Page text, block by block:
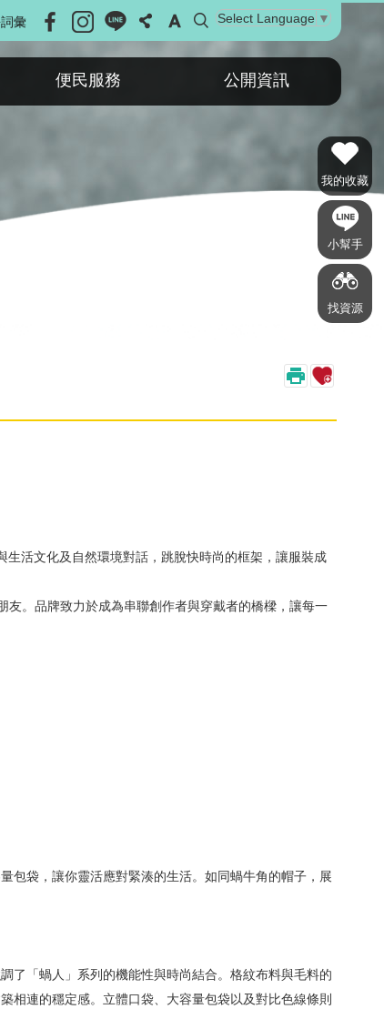
彙 Select Language ▼
便民服務 公開資訊
我的收藏
小幫手
找資源
活文化及自然環境對話，跳脫快時尚的框架，讓服裝成
。品牌致力於成為串聯創作者與穿戴者的橋樑，讓每一
包袋，讓你靈活應對緊湊的生活。如同蝸牛角的帽子，展
了「蝸人」系列的機能性與時尚結合。格紋布料與毛料的
相連的穩定感。立體口袋、大容量包袋以及對比色線條則